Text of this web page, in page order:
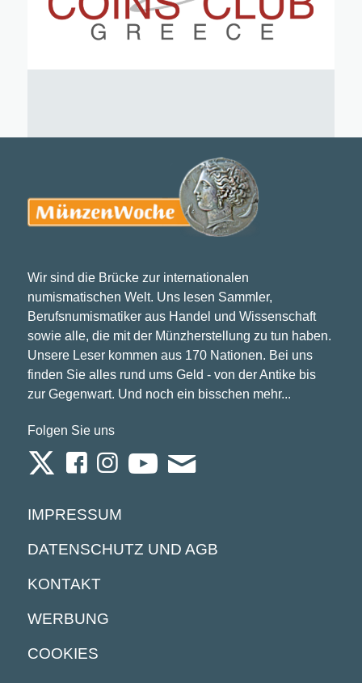
Wir sind die Brücke zur internationalen
numismatischen Welt. Uns lesen Sammler,
Berufsnumismatiker aus Handel und Wissenschaft
sowie alle, die mit der Münzherstellung zu tun haben.
Unsere Leser kommen aus 170 Nationen. Bei uns
finden Sie alles rund ums Geld - von der Antike bis
zur Gegenwart. Und noch ein bisschen mehr...
Folgen Sie uns
IMPRESSUM
DATENSCHUTZ UND AGB
KONTAKT
WERBUNG
COOKIES